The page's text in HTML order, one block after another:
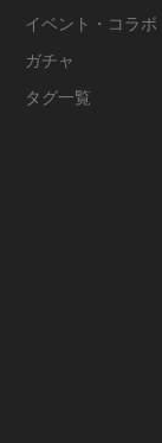
イベント・コラボ
ガチャ
タグ一覧